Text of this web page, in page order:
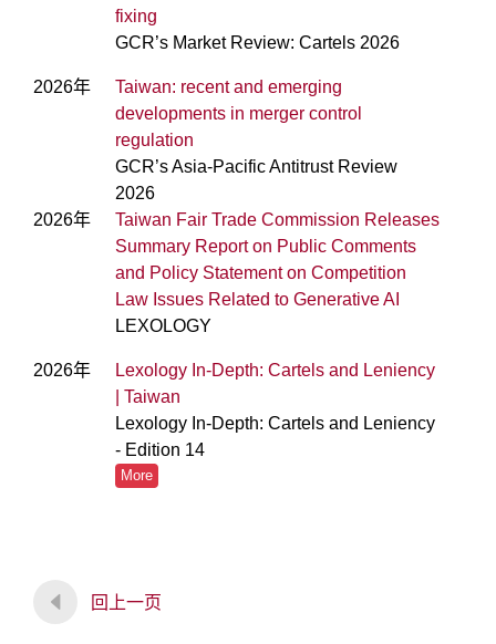
fixing
GCR’s Market Review: Cartels 2026
2026年
Taiwan: recent and emerging
developments in merger control
regulation
GCR’s Asia-Pacific Antitrust Review
2026
2026年
Taiwan Fair Trade Commission Releases
Summary Report on Public Comments
and Policy Statement on Competition
Law Issues Related to Generative AI
LEXOLOGY
2026年
Lexology In-Depth: Cartels and Leniency
| Taiwan
Lexology In-Depth: Cartels and Leniency
- Edition 14
More
回上一页